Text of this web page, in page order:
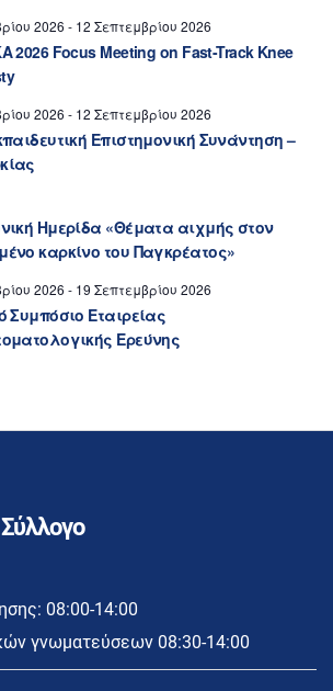
2026 - 12 Σεπτεμβρίου 2026
2026 Focus Meeting on Fast-Track Knee
2026 - 12 Σεπτεμβρίου 2026
Επιστημονική Συνάντηση –
Ημερίδα «Θέματα αιχμής στον
καρκίνο του Παγκρέατος»
2026 - 19 Σεπτεμβρίου 2026
Συμπόσιο Εταιρείας
Ερεύνης
08:00-14:00
γνωματεύσεων 08:30-14:00